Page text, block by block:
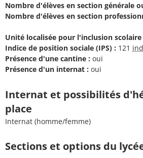
Nombre d'élèves en section générale
Nombre d'élèves en section
Unité localisée pour l'inclusion scolaire
Indice de position sociale (IPS) : 121
Présence d'une cantine : oui
Présence d'un internat : oui
Internat et possibilités
place
Internat (homme/femme)
Sections et options du